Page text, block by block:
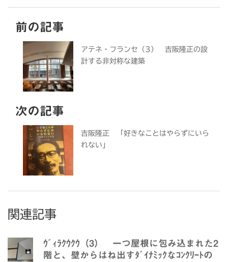
前の記事
アテネ・フランセ（3） 吉阪隆正の設
計する非対称な建築
次の記事
吉阪隆正 「好きなことはやらずにいら
れない」
関連記事
ｳﾞｨﾗｸｳｸｳ（3） 一つ屋根に包み込まれた2
階と、壁からはね出すﾀﾞｲﾅﾐｯｸなｺﾝｸﾘｰﾄの